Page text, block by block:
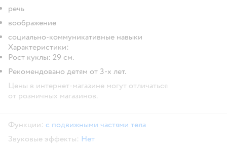
речь
воображение
социально-коммуникативные навыки
Характеристики:
Рост куклы: 29 см.
Рекомендовано детям от 3-х лет.
Цены в интернет-магазине могут отличаться
от розничных магазинов.
Функции: с подвижными частями тела
Звуковые эффекты: Нет